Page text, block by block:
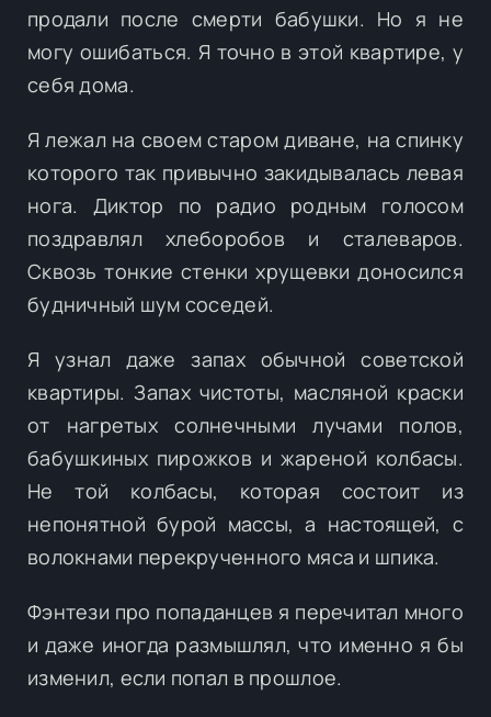
продали после смерти бабушки. Но я не
могу ошибаться. Я точно в этой квартире, у
себя дома.
Я лежал на своем старом диване, на спинку
которого так привычно закидывалась левая
нога. Диктор по радио родным голосом
поздравлял хлеборобов и сталеваров.
Сквозь тонкие стенки хрущевки доносился
будничный шум соседей.
Я узнал даже запах обычной советской
квартиры. Запах чистоты, масляной краски
от нагретых солнечными лучами полов,
бабушкиных пирожков и жареной колбасы.
Не той колбасы, которая состоит из
непонятной бурой массы, а настоящей, с
волокнами перекрученного мяса и шпика.
Фэнтези про попаданцев я перечитал много
и даже иногда размышлял, что именно я бы
изменил, если попал в прошлое.